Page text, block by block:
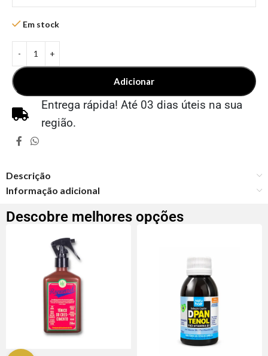
Em stock
Adicionar
Entrega rápida! Até 03 dias úteis na sua
região.
Descrição
Informação adicional
Descobre melhores opções